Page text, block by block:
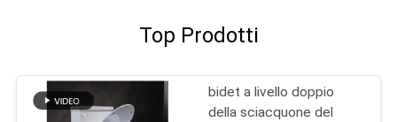
Top Prodotti
bidet a livello doppio
della sciacquone del